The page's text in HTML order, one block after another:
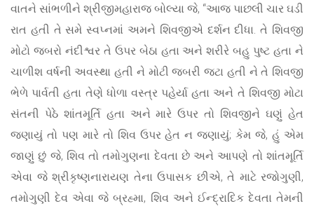
વાતને સાંભળીને શ્રીજીમહારાજ બોલ્યા જે, “આજ પાછલી ચાર ઘડી
રાત હતી તે સમે સ્વપ્નમાં અમને શિવજીએ દર્શન દીધા. તે શિવજી
મોટો જબરો નંદીશ્વર તે ઉપર બેઠા હતા અને શરીરે બહુ પુષ્ટ હતા ને
ચાળીશ વર્ષની અવસ્થા હતી ને મોટી જબરી જટા હતી ને તે શિવજી
ભેળે પાર્વતી હતા તેણે ધોળા વસ્ત્ર પહેર્યા હતા અને તે શિવજી મોટા
સંતની પેઠે શાંતમૂર્તિ હતા અને મારે ઉપર તો શિવજીને ઘણું હેત
જણાયું તો પણ મારે તો શિવ ઉપર હેત ન જણાયું; કેમ જે, હું એમ
જાણું છું જે, શિવ તો તમોગુણના દેવતા છે અને આપણે તો શાંતમૂર્તિ
એવા જે શ્રીકૃષ્ણનારાયણ તેના ઉપાસક છીએ, તે માટે રજોગુણી,
તમોગુણી દેવ એવા જે બ્રહ્મા, શિવ અને ઈન્દ્રાદિક દેવતા તેમની